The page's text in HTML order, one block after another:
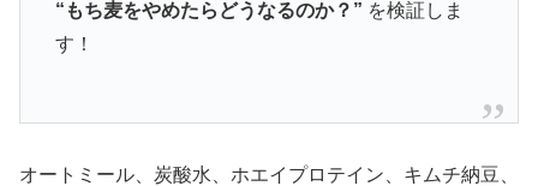
“もち麦をやめたらどうなるのか？” を検証しま
す！
オートミール、炭酸水、ホエイプロテイン、キムチ納豆、